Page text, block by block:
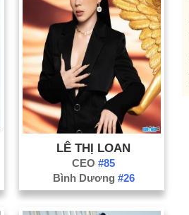
LÊ THỊ LOAN
CEO#85
Bình Dương #26